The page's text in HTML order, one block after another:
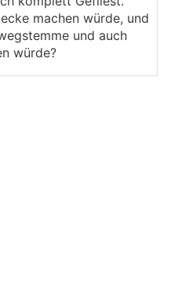
machen würde, und
und auch
würde?